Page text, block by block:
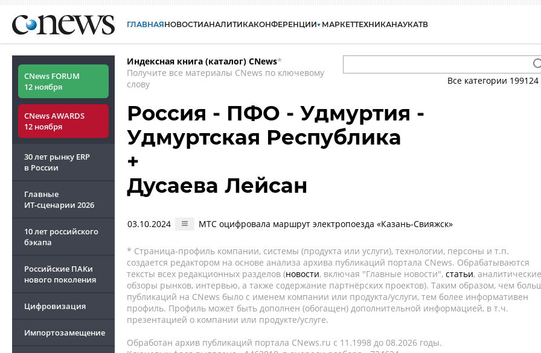
ГЛАВНАЯНОВОСТИАНАЛИТИКАКОНФЕРЕНЦИИ МАРКЕТТЕХНИКАНАУКАТВ
CNews FORUM
12 ноября
CNews AWARDS
12 ноября
30 лет рынку ERP
в России
Главные
ИТ-сценарии 2026
10 лет российского
бэкапа
Российские ПАКи
нового поколения
Цифровизация
Импортозамещение
Индексная книга (каталог) CNews*
Получите все материалы CNews по ключевому
слову
Все категории 199124
Россия - ПФО - Удмуртия -
Удмуртская Республика
+
Дусаева Лейсан
03.10.2024 МТС оцифровала маршрут электропоезда «Казань-Свияжск»
* Страница-профиль компании, системы (продукта или услуги), технологии, персоны и т.п.
создается редактором на основе анализа архива публикаций портала CNews. Обрабатываются
тексты всех редакционных разделов (новости, включая "Главные новости", статьи, аналитические
обзоры рынков, интервью, а также содержание партнёрских проектов). Таким образом, чем
публикаций на CNews было с именем компании или продукта/услуги, тем более информативен
профиль. Профиль может быть дополнен (обогащен) дополнительной информацией, в т.ч.
презентацией о компании или продукте/услуге.
Обработан архив публикаций портала CNews.ru c 11.1998 до 08.2026 годы.